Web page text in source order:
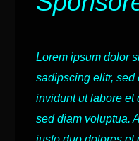
Lorem ipsum dolor
sadipscing elitr, sed
invidunt ut labore et
sed diam voluptua.